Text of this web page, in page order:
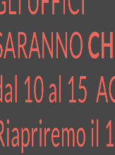
Aumentare
per la
tra EGE Civile – EGE